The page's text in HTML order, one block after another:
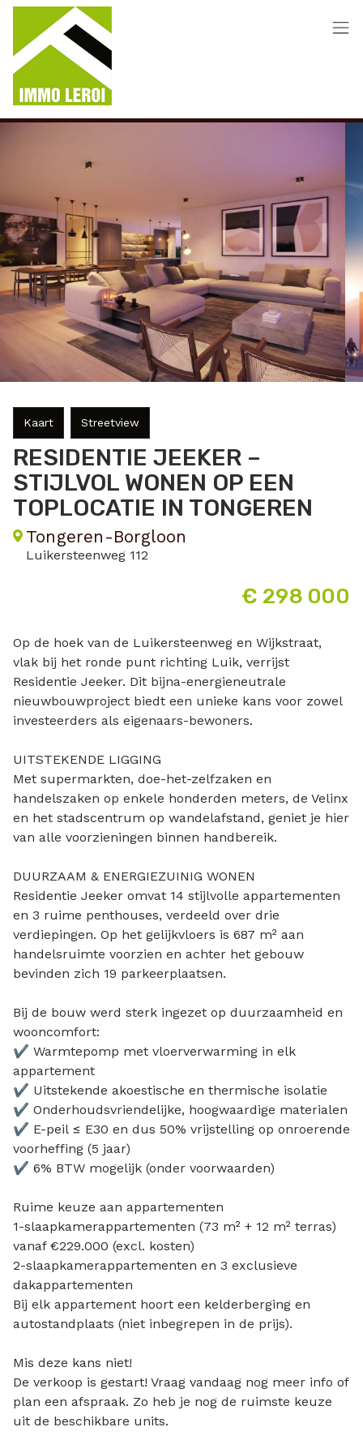
Menu overslaan en naar de inhoud gaan
RESIDENTIE JEEKER –
STIJLVOL WONEN OP EEN
TOPLOCATIE IN TONGEREN
Tongeren-Borgloon
Luikersteenweg 112
€ 298 000
Kaart Streetview
Op de hoek van de Luikersteenweg en Wijkstraat,
vlak bij het ronde punt richting Luik, verrijst
Residentie Jeeker. Dit bijna-energieneutrale
nieuwbouwproject biedt een unieke kans voor zowel
investeerders als eigenaars-bewoners.
UITSTEKENDE LIGGING
Met supermarkten, doe-het-zelfzaken en
handelszaken op enkele honderden meters, de Velinx
en het stadscentrum op wandelafstand, geniet je hier
van alle voorzieningen binnen handbereik.
DUURZAAM & ENERGIEZUINIG WONEN
Residentie Jeeker omvat 14 stijlvolle appartementen
en 3 ruime penthouses, verdeeld over drie
verdiepingen. Op het gelijkvloers is 687 m² aan
handelsruimte voorzien en achter het gebouw
bevinden zich 19 parkeerplaatsen.
Bij de bouw werd sterk ingezet op duurzaamheid en
wooncomfort:
✔ Warmtepomp met vloerverwarming in elk
appartement
✔ Uitstekende akoestische en thermische isolatie
✔ Onderhoudsvriendelijke, hoogwaardige materialen
✔ E-peil ≤ E30 en dus 50% vrijstelling op onroerende
voorheffing (5 jaar)
✔ 6% BTW mogelijk (onder voorwaarden)
Ruime keuze aan appartementen
1-slaapkamerappartementen (73 m² + 12 m² terras)
vanaf €229.000 (excl. kosten)
2-slaapkamerappartementen en 3 exclusieve
dakappartementen
Bij elk appartement hoort een kelderberging en
autostandplaats (niet inbegrepen in de prijs).
Mis deze kans niet!
De verkoop is gestart! Vraag vandaag nog meer info of
plan een afspraak. Zo heb je nog de ruimste keuze
uit de beschikbare units.